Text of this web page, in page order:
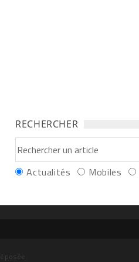
RECHERCHER
Actualités Mobiles